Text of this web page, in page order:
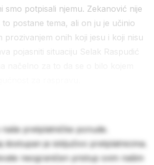
smo potpisali njemu. Zekanović nije
postane tema, ali on ju je učinio
prozivanjem onih koji jesu i koji nisu
pojasniti situaciju Selak Raspudić
naše pretplatničke ponude.
dostupan je isključivo pretplatnicima.
neograničen pristup svim našim